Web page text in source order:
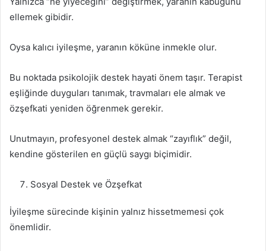
ellemek gibidir.
Oysa kalıcı iyileşme, yaranın köküne inmekle olur.
Bu noktada psikolojik destek hayati önem taşır. Terapist
eşliğinde duyguları tanımak, travmaları ele almak ve
özşefkati yeniden öğrenmek gerekir.
Unutmayın, profesyonel destek almak “zayıflık” değil,
kendine gösterilen en güçlü saygı biçimidir.
Sosyal Destek ve Özşefkat
İyileşme sürecinde kişinin yalnız hissetmemesi çok
önemlidir.